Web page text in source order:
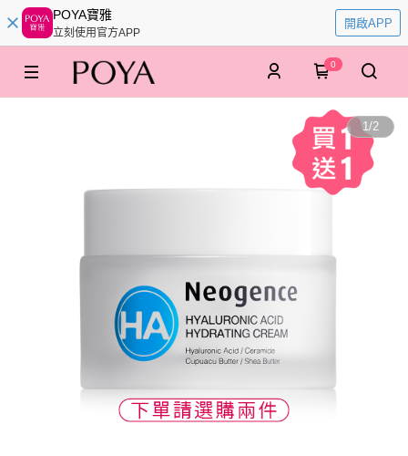
POYA寶雅
立刻使用官方APP
開啟APP
0
1/2